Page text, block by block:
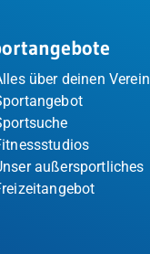
über deinen Verein
außersportliches